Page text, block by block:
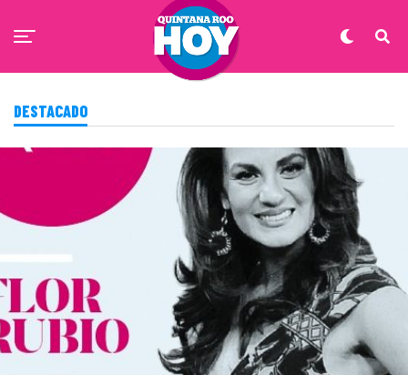
DESTACADO